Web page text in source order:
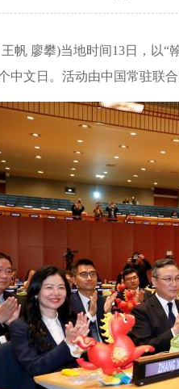
廖攀)当地时间13日，以“
日。活动由中国常驻联合